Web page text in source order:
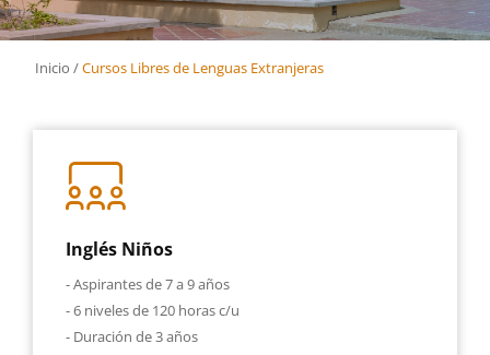
Inicio /Cursos Libres de Lenguas Extranjeras
Inglés Niños
- Aspirantes de 7 a 9 años
- 6 niveles de 120 horas c/u
- Duración de 3 años